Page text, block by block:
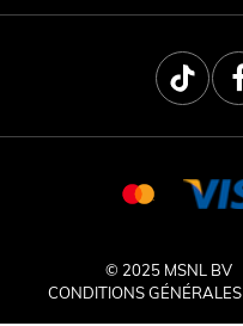
© 2025 MSNL BV
CONDITIONS GÉNÉRALES